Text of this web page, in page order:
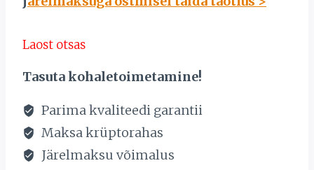
Laost otsas
Tasuta kohaletoimetamine!
Parima kvaliteedi garantii
Maksa krüptorahas
Järelmaksu võimalus